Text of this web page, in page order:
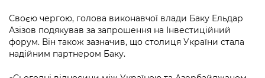
Своєю чергою, голова виконавчої влади Баку Ельдар
Азізов подякував за запрошення на Інвестиційний
форум. Він також зазначив, що столиця України стала
надійним партнером Баку.